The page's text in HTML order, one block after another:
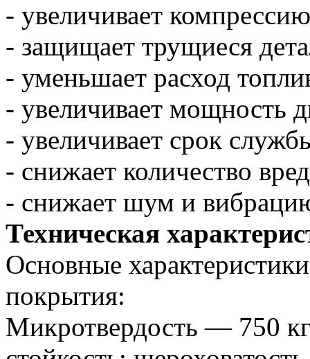
- увеличивает
- защищает трущиеся
- уменьшает расход
- увеличивает мощность
- увеличивает срок
- снижает количество
- снижает шум и
Техническая
Основные
покрытия:
Микротвердость — 750